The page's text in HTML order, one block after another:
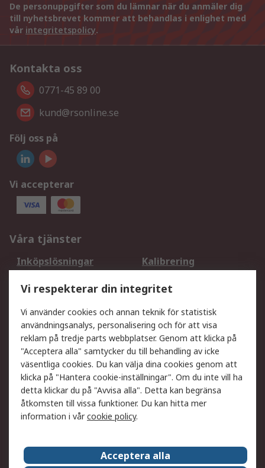
De personuppgifter som du lämnar när du anmäler dig
till nyhetsbrevet kommer att behandlas i enlighet med
vår integritetspolicy.
Kontakta oss
0771-45 89 00
kund@rsonline.se
Följ oss på
Vi accepterar
Våra tjänster
Inköpslösningar
Kalibrering
DesignSpark
Teknisk Support
Ditt lokala säljteam
Exportlösningar
Support
Få hjälp
Retur av varor
Leverans
Spåra din order
Begär en fakturakopi
Fördelar med RS-konto
Betalningsalternativ
Om RS Försäljningsvillkor
Vi respekterar din integritet
Vi använder cookies och annan teknik för statistisk
användningsanalys, personalisering och för att visa
reklam på tredje parts webbplatser. Genom att klicka på
"Acceptera alla" samtycker du till behandling av icke
väsentliga cookies. Du kan välja dina cookies genom att
klicka på "Hantera cookie-inställningar". Om du inte vill ha
detta klickar du på "Avvisa alla". Detta kan begränsa
åtkomsten till vissa funktioner. Du kan hitta mer
information i vårcookie policy.
Acceptera alla